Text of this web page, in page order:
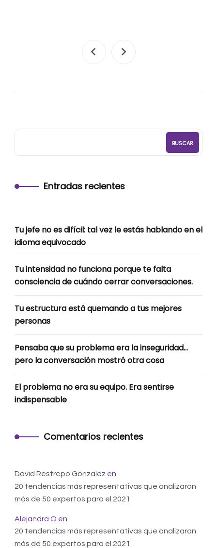
BUSCAR
Entradas recientes
Tu jefe no es difícil: tal vez le estás hablando en el
idioma equivocado
Tu intensidad no funciona porque te falta
consciencia de cuándo cerrar conversaciones.
Tu estructura está quemando a tus mejores
personas
Pensaba que su problema era la inseguridad…
pero la conversación mostró otra cosa
El problema no era su equipo. Era sentirse
indispensable
Comentarios recientes
David Restrepo Gonzalez en
20 tendencias más representativas que analizaron
más de 50 expertos para el 2021
Alejandra O en
20 tendencias más representativas que analizaron
más de 50 expertos para el 2021